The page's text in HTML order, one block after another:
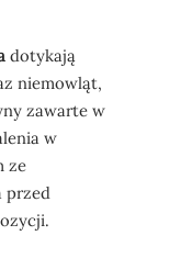
dotykają
niemowląt,
zawarte w
w
ze
przed